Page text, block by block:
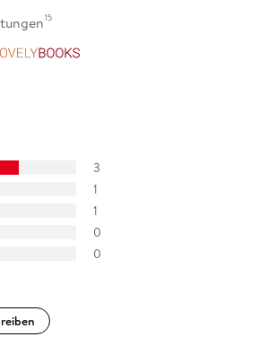
15
3
1
1
0
0